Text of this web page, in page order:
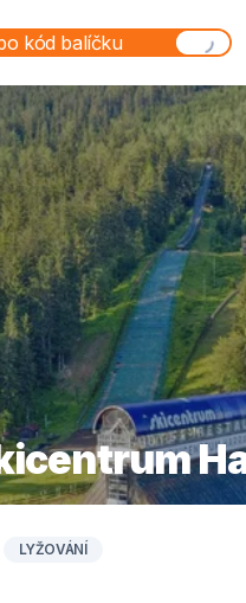
LYŽOVÁNÍ